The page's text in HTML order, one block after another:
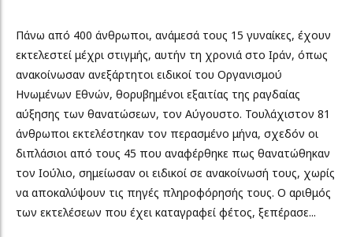
Πάνω από 400 άνθρωποι, ανάμεσά τους 15 γυναίκες, έχουν
εκτελεστεί μέχρι στιγμής, αυτήν τη χρονιά στο Ιράν, όπως
ανακοίνωσαν ανεξάρτητοι ειδικοί του Οργανισμού
Ηνωμένων Εθνών, θορυβημένοι εξαιτίας της ραγδαίας
αύξησης των θανατώσεων, τον Αύγουστο. Τουλάχιστον 81
άνθρωποι εκτελέστηκαν τον περασμένο μήνα, σχεδόν οι
διπλάσιοι από τους 45 που αναφέρθηκε πως θανατώθηκαν
τον Ιούλιο, σημείωσαν οι ειδικοί σε ανακοίνωσή τους, χωρίς
να αποκαλύψουν τις πηγές πληροφόρησής τους. Ο αριθμός
των εκτελέσεων που έχει καταγραφεί φέτος, ξεπέρασε...